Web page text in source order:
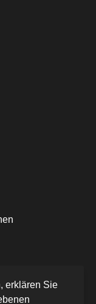
erklären Sie